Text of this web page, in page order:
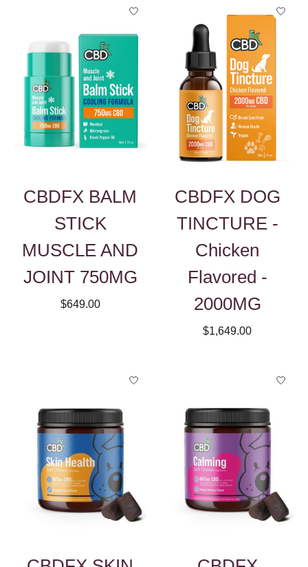
CBDFX BALM
STICK
MUSCLE AND
JOINT 750MG
$649.00
CBDFX DOG
TINCTURE -
Chicken
Flavored -
2000MG
$1,649.00